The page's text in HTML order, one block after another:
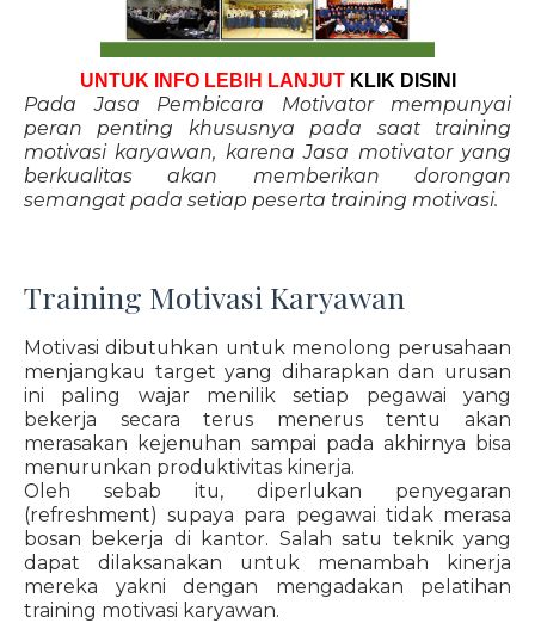
UNTUK INFO LEBIH LANJUT KLIK DISINI
Pada Jasa Pembicara Motivator mempunyai
peran penting khususnya pada saat training
motivasi karyawan, karena Jasa motivator yang
berkualitas akan memberikan dorongan
semangat pada setiap peserta training motivasi.
Training Motivasi Karyawan
Motivasi dibutuhkan untuk menolong perusahaan
menjangkau target yang diharapkan dan urusan
ini paling wajar menilik setiap pegawai yang
bekerja secara terus menerus tentu akan
merasakan kejenuhan sampai pada akhirnya bisa
menurunkan produktivitas kinerja.
Oleh sebab itu, diperlukan penyegaran
(refreshment) supaya para pegawai tidak merasa
bosan bekerja di kantor. Salah satu teknik yang
dapat dilaksanakan untuk menambah kinerja
mereka yakni dengan mengadakan pelatihan
training motivasi karyawan.